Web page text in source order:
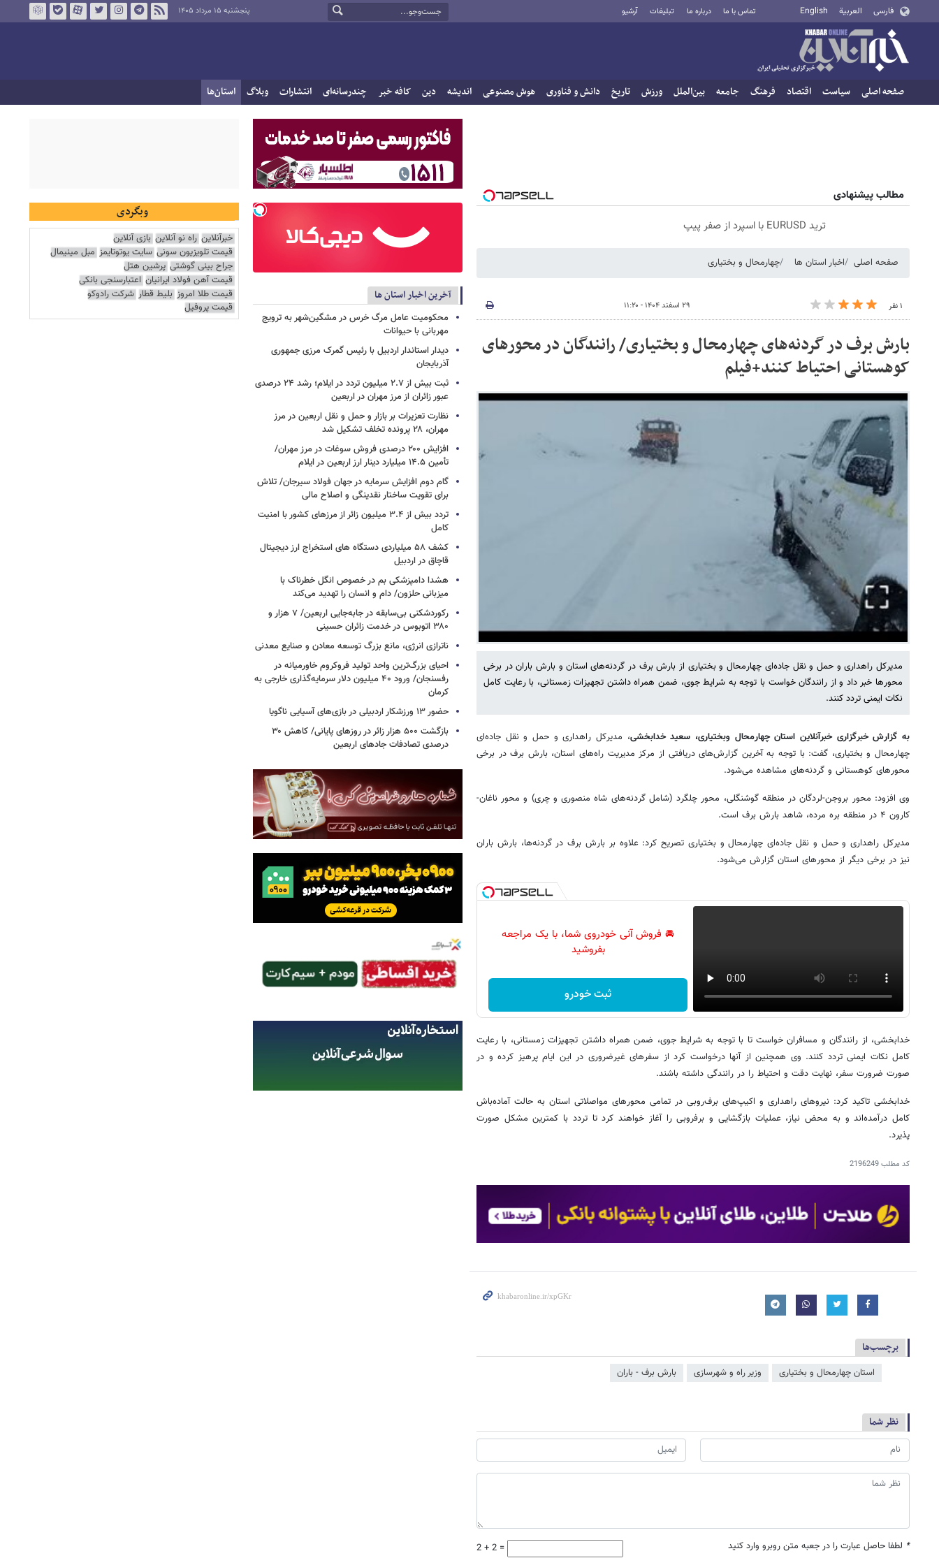
فارسی العربية English تماس با ما درباره ما تبلیغات آرشیو پنجشنبه ۱۵ مرداد ۱۴۰۵
صفحه اصلی سیاست اقتصاد فرهنگ جامعه بین‌الملل ورزش تاریخ دانش و فناوری هوش مصنوعی اندیشه دین کافه خبر چندرسانه‌ای انتشارات وبلاگ استان‌ها
مطالب پیشنهادی
ترید EURUSD با اسپرد از صفر پیپ
صفحه اصلی اخبار استان ها چهارمحال و بختیاری
۱ نفر ۲۹ اسفند ۱۴۰۴ - ۱۱:۲۰
بارش برف در گردنه‌های چهارمحال و بختیاری/ رانندگان در محورهای
کوهستانی احتیاط کنند+فیلم
مدیرکل راهداری و حمل و نقل جاده‌ای چهارمحال و بختیاری از بارش برف در گردنه‌های استان و بارش باران در برخی
محورها خبر داد و از رانندگان خواست با توجه به شرایط جوی، ضمن همراه داشتن تجهیزات زمستانی، با رعایت کامل
نکات ایمنی تردد کنند.
به گزارش خبرگزاری خبرآنلاین استان چهارمحال وبختیاری، سعید خدابخشی، مدیرکل راهداری و حمل و نقل جاده‌ای
چهارمحال و بختیاری، گفت: با توجه به آخرین گزارش‌های دریافتی از مرکز مدیریت راه‌های استان، بارش برف در برخی
محورهای کوهستانی و گردنه‌های مشاهده می‌شود.
وی افزود: محور بروجن-لردگان در منطقه گوشنگلی، محور چلگرد (شامل گردنه‌های شاه منصوری و چری) و محور ناغان-
کارون ۴ در منطقه بره مرده، شاهد بارش برف است.
مدیرکل راهداری و حمل و نقل جاده‌ای چهارمحال و بختیاری تصریح کرد: علاوه بر بارش برف در گردنه‌ها، بارش باران
نیز در برخی دیگر از محورهای استان گزارش می‌شود.
🚘 فروش آنی خودروی شما، با یک مراجعه
بفروشید
ثبت خودرو
خدابخشی، از رانندگان و مسافران خواست تا با توجه به شرایط جوی، ضمن همراه داشتن تجهیزات زمستانی، با رعایت
کامل نکات ایمنی تردد کنند. وی همچنین از آنها درخواست کرد از سفرهای غیرضروری در این ایام پرهیز کرده و در
صورت ضرورت سفر، نهایت دقت و احتیاط را در رانندگی داشته باشند.
خدابخشی تاکید کرد: نیروهای راهداری و اکیپ‌های برف‌روبی در تمامی محورهای مواصلاتی استان به حالت آماده‌باش
کامل درآمده‌اند و به محض نیاز، عملیات بازگشایی و برفروبی را آغاز خواهند کرد تا تردد با کمترین مشکل صورت
پذیرد.
کد مطلب2196249
برچسب‌ها
استان چهارمحال و بختیاری وزیر راه و شهرسازی بارش برف - باران
نظر شما
* لطفا حاصل عبارت را در جعبه متن روبرو وارد کنید 2 + 2 =
آخرین اخبار استان ها
محکومیت عامل مرگ خرس در مشگین‌شهر به ترویج
مهربانی با حیوانات
دیدار استاندار اردبیل با رئیس گمرک مرزی جمهوری
آذربایجان
ثبت بیش از ۲.۷ میلیون تردد در ایلام؛ رشد ۲۴ درصدی
عبور زائران از مرز مهران در اربعین
نظارت تعزیرات بر بازار و حمل و نقل اربعین در مرز
مهران، ۲۸ پرونده تخلف تشکیل شد
افزایش ۲۰۰ درصدی فروش سوغات در مرز مهران/
تأمین ۱۴.۵ میلیارد دینار ارز اربعین در ایلام
گام دوم افزایش سرمایه در جهان فولاد سیرجان/ تلاش
برای تقویت ساختار نقدینگی و اصلاح مالی
تردد بیش از ۳.۴ میلیون زائر از مرزهای کشور با امنیت
کامل
کشف ۵۸ میلیاردی دستگاه های استخراج ارز دیجیتال
قاچاق در اردبیل
هشدا دامپزشکی بم در خصوص انگل خطرناک با
میزبانی حلزون/ دام و انسان را تهدید می‌کند
رکوردشکنی بی‌سابقه در جابه‌جایی اربعین/ ۷ هزار و
۳۸۰ اتوبوس در خدمت زائران حسینی
ناترازی انرژی، مانع بزرگ توسعه معادن و صنایع معدنی
احیای بزرگ‌ترین واحد تولید فروکروم خاورمیانه در
رفسنجان/ ورود ۴۰ میلیون دلار سرمایه‌گذاری خارجی به
کرمان
حضور ۱۳ ورزشکار اردبیلی در بازی‌های آسیایی ناگویا
بازگشت ۵۰۰ هزار زائر در روزهای پایانی/ کاهش ۳۰
درصدی تصادفات جادهای اربعین
وبگردی
خبرآنلاین راه نو آنلاین بازی آنلاین
قیمت تلویزیون سونی سایت یوتوتایمز مبل مینیمال
جراح بینی گوشتی پرشین هتل
قیمت آهن فولاد ایرانیان اعتبارسنجی بانکی
قیمت طلا امروز بلیط قطار شرکت رادوکو
قیمت پروفیل